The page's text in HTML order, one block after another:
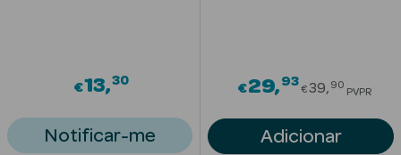
Bronzeadores
Cuidados de
€13 30
Notificar-me
€29 93Price
€39 90
PVPR
Adicionar